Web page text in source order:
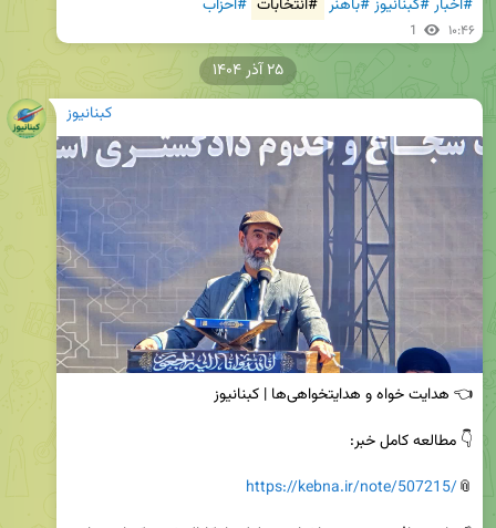
#اخبار#کبنانیوز#باهنر #انتخابات #احزاب
1 ۱۰:۴۶
کبنانیوز
📎
https://kebna.ir/note/507215/
۲۵ آذر ۱۴۰۴